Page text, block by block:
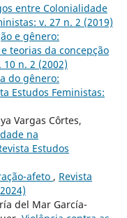
entre Colonialidade
v. 27 n. 2 (2019)
e gênero:
teorias da concepção
10 n. 2 (2002)
do gênero:
Estudos Feministas:
Vargas Côrtes,
na
Estudos
afeto , Revista
del Mar García-